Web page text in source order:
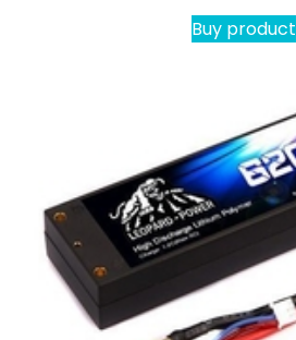
Buy product